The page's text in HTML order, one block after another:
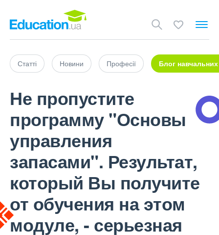
Статті Новини Професії Блог навчальних
Не пропустите
программу "Основы
управления
запасами". Результат,
который Вы получите
от обучения на этом
модуле, - серьезная